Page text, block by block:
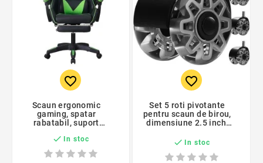
favorite_border
Scaun ergonomic
gaming, spatar
rabatabil, suport
retractabil picioare,
tetiera, inaltime
reglabila 122-130 cm
 In stoc
favorite_border
Set 5 roti pivotante
pentru scaun de birou,
dimensiune 2.5 inch,
 In stoc